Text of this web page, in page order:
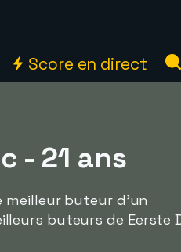
Score en direct
- 21 ans
meilleur buteur d'un
buteurs de Eerste